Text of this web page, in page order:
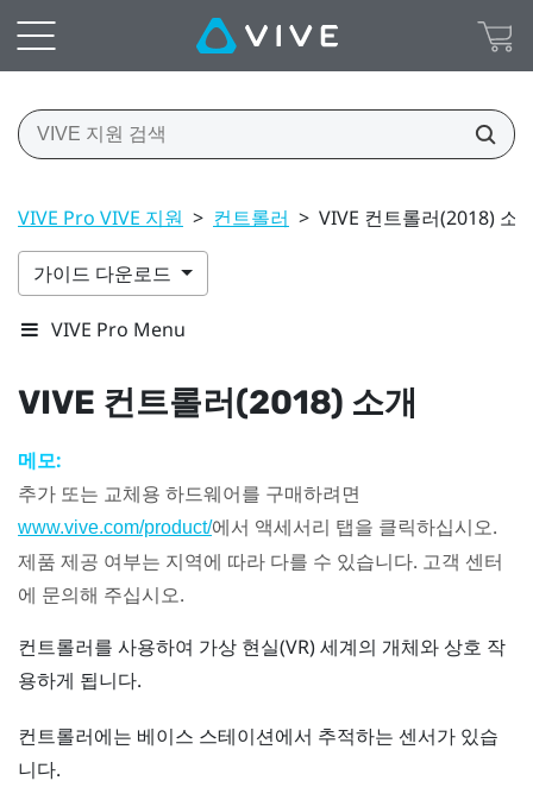
VIVE Pro VIVE 지원 > 컨트롤러 > VIVE 컨트롤러(2018) 소
가이드 다운로드
VIVE Pro Menu
VIVE 컨트롤러(2018) 소개
메모:
추가 또는 교체용 하드웨어를 구매하려면
www.vive.com/product/에서 액세서리 탭을 클릭하십시오.
제품 제공 여부는 지역에 따라 다를 수 있습니다. 고객 센터
에 문의해 주십시오.
컨트롤러를 사용하여 가상 현실(VR) 세계의 개체와 상호 작
용하게 됩니다.
컨트롤러에는 베이스 스테이션에서 추적하는 센서가 있습
니다.